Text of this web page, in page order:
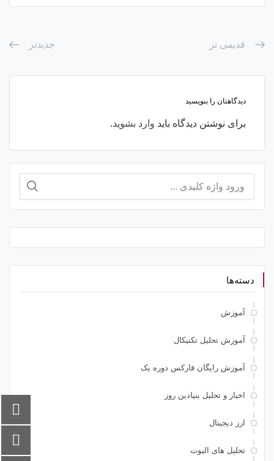
قدیمی تر جدیدتر
دیدگاهتان را بنویسید
برای نوشتن دیدگاه باید وارد بشوید.
دسته‌ها
آموزش
آموزش تحلیل تکنیکال
آموزش رایگان فارکس دوره یک
اخبار و تحلیل بنیادین روز
ارز دیجیتال
تحلیل های الیوت